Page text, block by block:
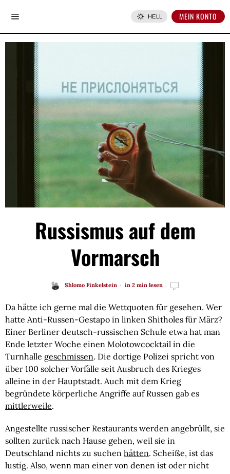
HELL MEIN KONTO
Russismus auf dem
Vormarsch
Shlomo Finkelstein in 2 min lesen
Da hätte ich gerne mal die Wettquoten für gesehen. Wer
hatte Anti-Russen-Gestapo in linken Shitholes für März?
Einer Berliner deutsch-russischen Schule etwa hat man
Ende letzter Woche einen Molotowcocktail in die
Turnhalle geschmissen. Die dortige Polizei spricht von
über 100 solcher Vorfälle seit Ausbruch des Krieges
alleine in der Hauptstadt. Auch mit dem Krieg
begründete körperliche Angriffe auf Russen gab es
mittlerweile.
Angestellte russischer Restaurants werden angebrüllt, sie
sollten zurück nach Hause gehen, weil sie in
Deutschland nichts zu suchen hätten. Scheiße, ist das
lustig. Also, wenn man einer von denen ist oder nicht